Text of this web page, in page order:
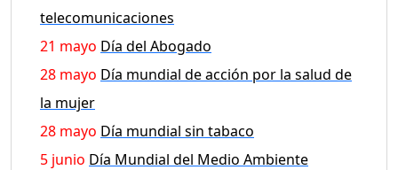
telecomunicaciones
21 mayo Día del Abogado
28 mayo Día mundial de acción por la salud de
la mujer
28 mayo Día mundial sin tabaco
5 junio Día Mundial del Medio Ambiente